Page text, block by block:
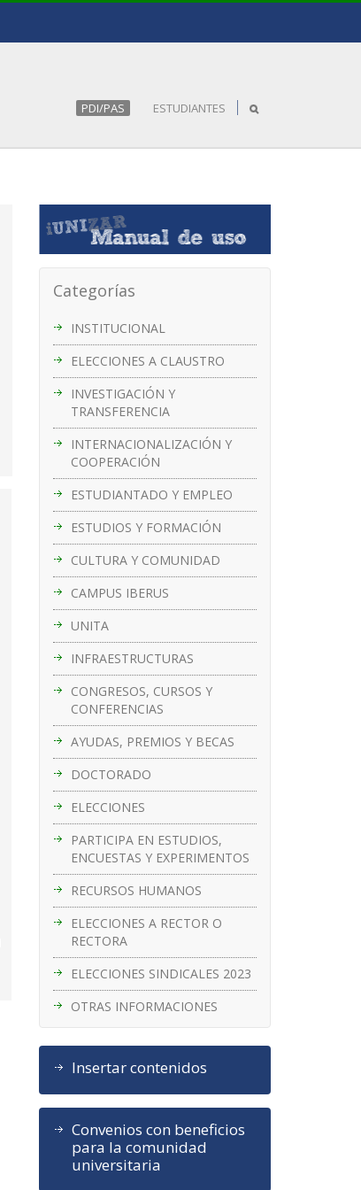
PDI/PAS ESTUDIANTES
Categorías
INSTITUCIONAL
ELECCIONES A CLAUSTRO
INVESTIGACIÓN Y
TRANSFERENCIA
INTERNACIONALIZACIÓN Y
COOPERACIÓN
ESTUDIANTADO Y EMPLEO
ESTUDIOS Y FORMACIÓN
CULTURA Y COMUNIDAD
CAMPUS IBERUS
UNITA
INFRAESTRUCTURAS
CONGRESOS, CURSOS Y
CONFERENCIAS
AYUDAS, PREMIOS Y BECAS
DOCTORADO
ELECCIONES
PARTICIPA EN ESTUDIOS,
ENCUESTAS Y EXPERIMENTOS
RECURSOS HUMANOS
ELECCIONES A RECTOR O
RECTORA
ELECCIONES SINDICALES 2023
OTRAS INFORMACIONES
Insertar contenidos
Convenios con beneficios
para la comunidad
universitaria